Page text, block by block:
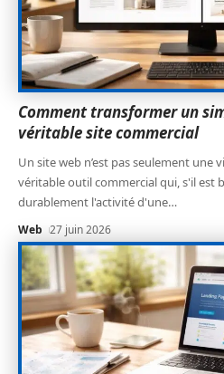
Comment transformer un
véritable site commercial
Un site web n’est pas seulement une
véritable outil commercial qui, s'il est
durablement l'activité d'une…
Web 27 juin 2026